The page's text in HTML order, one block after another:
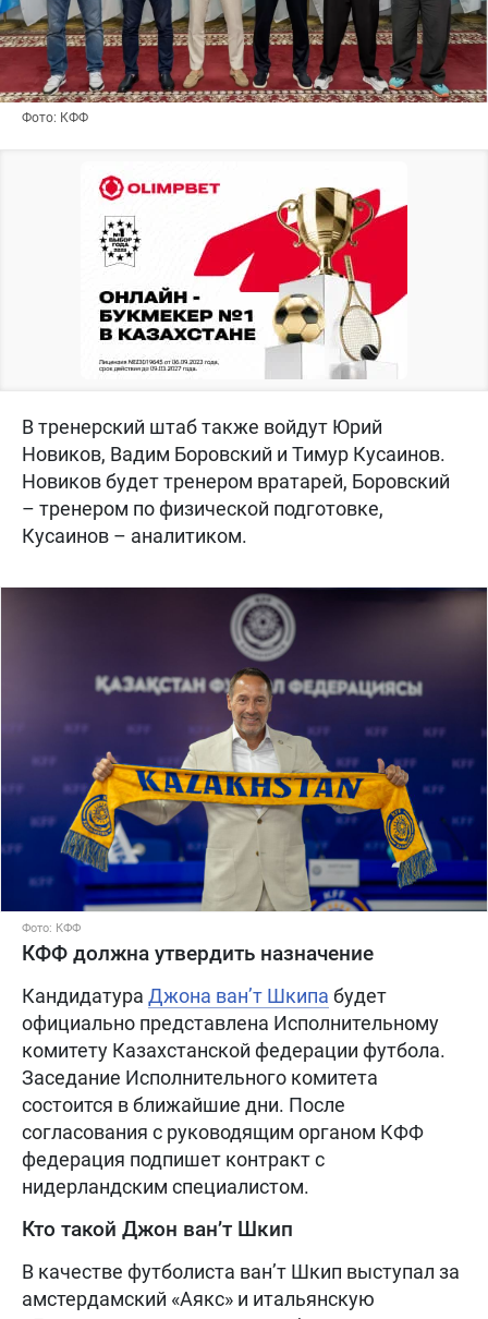
Фото: КФФ
В тренерский штаб также войдут Юрий
Новиков, Вадим Боровский и Тимур Кусаинов.
Новиков будет тренером вратарей, Боровский
– тренером по физической подготовке,
Кусаинов – аналитиком.
Фото: КФФ
КФФ должна утвердить назначение
Кандидатура Джона ван’т Шкипа будет
официально представлена Исполнительному
комитету Казахстанской федерации футбола.
Заседание Исполнительного комитета
состоится в ближайшие дни. После
согласования с руководящим органом КФФ
федерация подпишет контракт с
нидерландским специалистом.
Кто такой Джон ван’т Шкип
В качестве футболиста ван’т Шкип выступал за
амстердамский «Аякс» и итальянскую